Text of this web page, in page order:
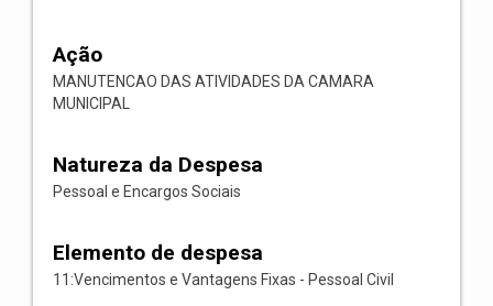
Ação
MANUTENCAO DAS ATIVIDADES DA CAMARA
MUNICIPAL
Natureza da Despesa
Pessoal e Encargos Sociais
Elemento de despesa
11:Vencimentos e Vantagens Fixas - Pessoal Civil